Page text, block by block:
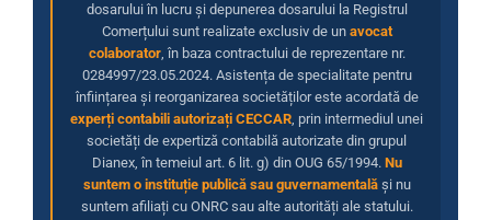
dosarului în lucru și depunerea dosarului la Registrul
Comerțului sunt realizate exclusiv de un avocat
colaborator, în baza contractului de reprezentare nr.
0284997/23.05.2024. Asistența de specialitate pentru
înființarea și reorganizarea societăților este acordată de
experți contabili autorizați CECCAR , prin intermediul unei
societăți de expertiză contabilă autorizate din grupul
Dianex, în temeiul art. 6 lit. g) din OUG 65/1994. Nu
suntem o instituție publică sau guvernamentalăși nu
suntem afiliați cu ONRC sau alte autorități ale statului.